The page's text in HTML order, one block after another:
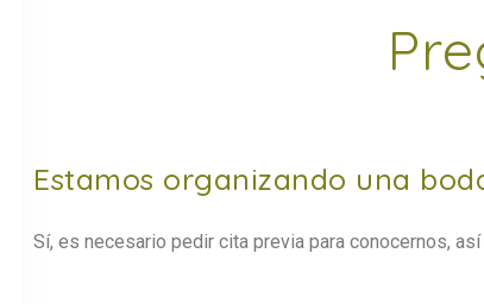
Estamos organizando una
Sí, es necesario pedir cita previa para conocernos,